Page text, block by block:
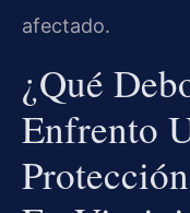
afectado.
¿Qué
Enfrento